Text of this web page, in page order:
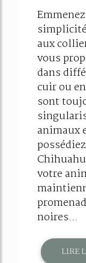
aux
vous
dans
cuir ou
sont
animaux
votre
noires...
LIRE